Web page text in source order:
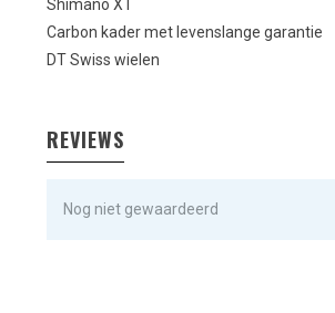
Shimano XT
Carbon kader met levenslange garantie
DT Swiss wielen
REVIEWS
Nog niet gewaardeerd